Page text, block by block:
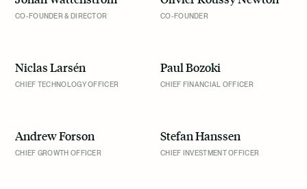
CO-FOUNDER & DIRECTOR CO-FOUNDER
Niclas Larsén
CHIEF TECHNOLOGY OFFICER
Paul Bozoki
CHIEF FINANCIAL OFFICER
Andrew Forson
CHIEF GROWTH OFFICER
Stefan Hanssen
CHIEF INVESTMENT OFFICER